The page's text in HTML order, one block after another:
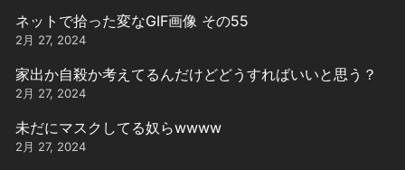
ネットで拾った変なGIF画像 その55
2月 27, 2024
家出か自殺か考えてるんだけどどうすればいいと思う？
2月 27, 2024
未だにマスクしてる奴らwwww
2月 27, 2024